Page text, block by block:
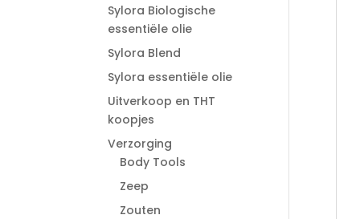
Sylora Biologische
essentiële olie
Sylora Blend
Sylora essentiële olie
Uitverkoop en THT
koopjes
Verzorging
Body Tools
Zeep
Zouten